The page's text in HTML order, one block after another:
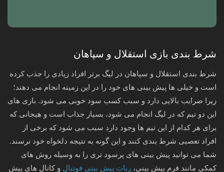
شرط بندی بازی استقلال و سپاهان
شرط بندی استقلال و سپاهان در لیگ برتر افراد زیادی را جذب کرده
است و خیلی ها پیش‌ بینی‌ های خود را در این زمینه انجام می‌ دهند؛
زیرا ضرایب بالایی دارد و سبب کسب سود خوبی می‌ شود. بازی‌ های
این دو تیم که در لیگ انجام می‌ شود، بسیار جذاب است و هیجانی که
برای هر کدام از این تیم‌ ها وجود دارد سبب می‌ شود که برخی از
افراد تعصبی شرط‌ بندی کنند و این گونه به نتیجه دلخواه خود نرسند.
شما می‌ توانید پیش‌ بینی‌ های پرسود تری را به وسیله روش‌ های
کمکی مانند فرم پیش‌ بینی، ربات پیش‌ بینی فوتبال و کانال‌ های پیش‌